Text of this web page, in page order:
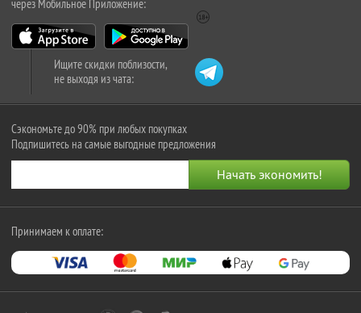
через Мобильное Приложение:
Ищите скидки поблизости,
не выходя из чата:
Сэкономьте до 90% при любых покупках
Подпишитесь на самые выгодные предложения
Принимаем к оплате: